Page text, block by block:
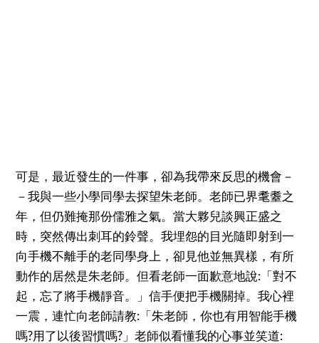
可是，最近發生的一件事，卻為我帶來反思的機會－
－我與一些小學同學去探望朱老師。老師已界耄耋之
年，但仍難掩那份儒雅之氣。當大夥兒談興正盛之
時，突然傳出刺耳的鈴聲。我埋怨的目光隨即射到一
向手機不離手的老同學身上，卻見他並無異樣，有所
動作的居然是朱老師。但看老師一面歉意地說:「對不
起，忘了將手機靜音。」信手便把手機關掉。我心裡
一震，連忙向老師請教:「朱老師，你也有用智能手機
嗎?用了以後習慣嗎?」老師似看懂我的心事並笑道: